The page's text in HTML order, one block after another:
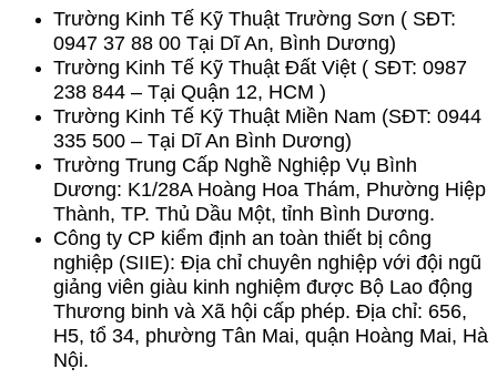
Trường Kinh Tế Kỹ Thuật Trường Sơn ( SĐT:
0947 37 88 00 Tại Dĩ An, Bình Dương)
Trường Kinh Tế Kỹ Thuật Đất Việt ( SĐT: 0987
238 844 – Tại Quận 12, HCM )
Trường Kinh Tế Kỹ Thuật Miền Nam (SĐT: 0944
335 500 – Tại Dĩ An Bình Dương)
Trường Trung Cấp Nghề Nghiệp Vụ Bình
Dương: K1/28A Hoàng Hoa Thám, Phường Hiệp
Thành, TP. Thủ Dầu Một, tỉnh Bình Dương.
Công ty CP kiểm định an toàn thiết bị công
nghiệp (SIIE): Địa chỉ chuyên nghiệp với đội ngũ
giảng viên giàu kinh nghiệm được Bộ Lao động
Thương binh và Xã hội cấp phép. Địa chỉ: 656,
H5, tổ 34, phường Tân Mai, quận Hoàng Mai, Hà
Nội.